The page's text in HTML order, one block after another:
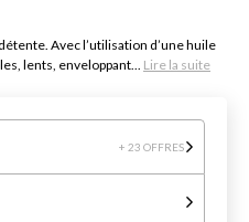
Avec l’utilisation d’une huile
lents, enveloppant... Lire la suite
+ 23 OFFRES